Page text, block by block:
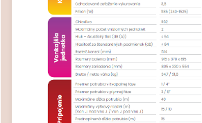
Elektromateriál
Čistenie/dezinfekcia